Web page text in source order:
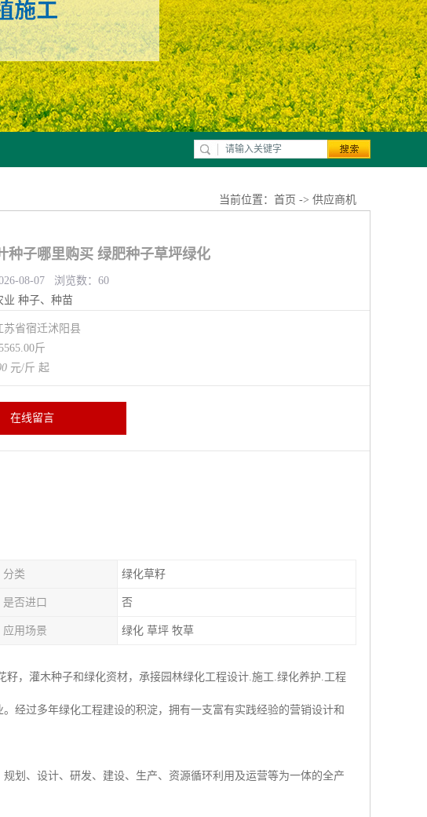
当前位置： 首页 -> 供应商机
种子哪里购买 绿肥种子草坪绿化
08-07 浏览数：60
业 种子、种苗
苏省宿迁沭阳县
斤
元/斤 起
在线留言
分类 绿化草籽
是否进口 否
应用场景 绿化 草坪 牧草
，灌木种子和绿化资材，承接园林绿化工程设计.施工.绿化养护.工程
经过多年绿化工程建设的积淀，拥有一支富有实践经验的营销设计和
划、设计、研发、建设、生产、资源循环利用及运营等为一体的全产